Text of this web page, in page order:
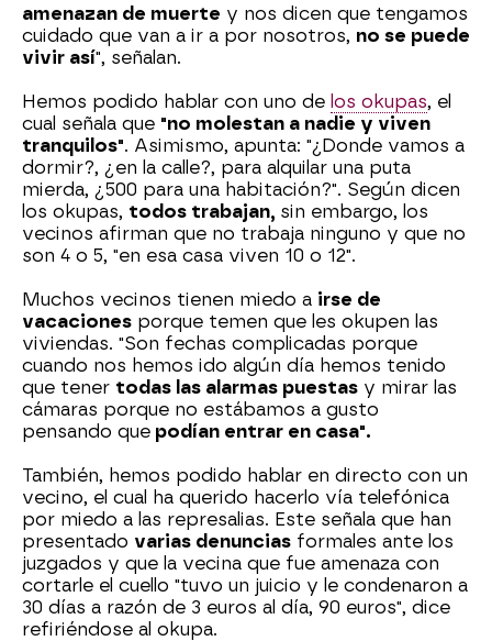
amenazan de muerte y nos dicen que tengamos
cuidado que van a ir a por nosotros, no se puede
vivir así", señalan.
Hemos podido hablar con uno de los okupas, el
cual señala que "no molestan a nadie y viven
tranquilos". Asimismo, apunta: "¿Donde vamos a
dormir?, ¿en la calle?, para alquilar una puta
mierda, ¿500 para una habitación?". Según dicen
los okupas, todos trabajan, sin embargo, los
vecinos afirman que no trabaja ninguno y que no
son 4 o 5, "en esa casa viven 10 o 12".
Muchos vecinos tienen miedo a irse de
vacaciones porque temen que les okupen las
viviendas. "Son fechas complicadas porque
cuando nos hemos ido algún día hemos tenido
que tener todas las alarmas puestas y mirar las
cámaras porque no estábamos a gusto
pensando que podían entrar en casa".
También, hemos podido hablar en directo con un
vecino, el cual ha querido hacerlo vía telefónica
por miedo a las represalias. Este señala que han
presentado varias denuncias formales ante los
juzgados y que la vecina que fue amenaza con
cortarle el cuello "tuvo un juicio y le condenaron a
30 días a razón de 3 euros al día, 90 euros", dice
refiriéndose al okupa.